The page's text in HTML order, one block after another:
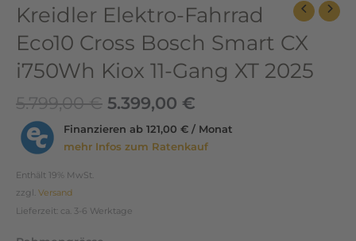
Kreidler Elektro-Fahrrad
Eco10 Cross Bosch Smart CX
i750Wh Kiox 11-Gang XT 2025
5.799,00€ 5.399,00 €
Finanzieren ab 121,00 € / Monat
mehr Infos zum Ratenkauf
Enthält 19% MwSt.
zzgl. Versand
Lieferzeit: ca. 3-6 Werktage